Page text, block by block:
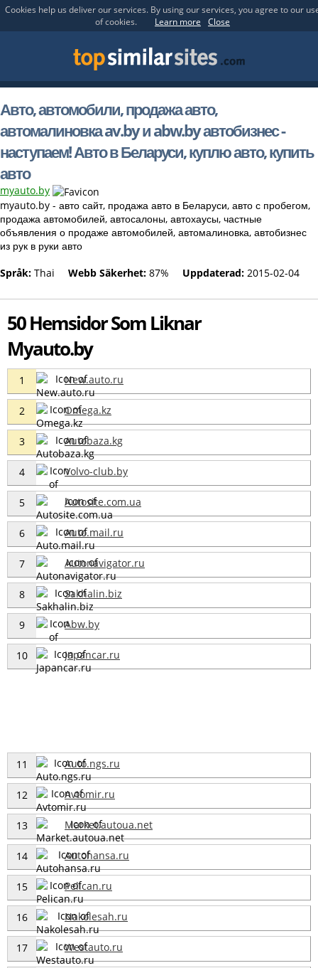
Cookies help us deliver our services. By using our services, you agree to our
of cookies.
Learn more Close
Авто, автомобили, продажа авто,
автомалиновка av.by и abw.by автобизнес -
наступаем! Авто в Беларуси, куплю авто, купить
авто
myauto.by
myauto.by - авто сайт, продажа авто в Беларуси, авто с пробегом,
продажа автомобилей, автосалоны, автохаусы, частные
объявления о продаже автомобилей, автомалиновка, автобизнес
из рук в руки авто
Språk: Thai Webb Säkerhet: 87% Uppdaterad: 2015-02-04
50 Hemsidor Som Liknar
Myauto.by
1 New.auto.ru
2 Omega.kz
3 Autobaza.kg
4 Volvo-club.by
5 Autosite.com.ua
6 Auto.mail.ru
7 Autonavigator.ru
8 Sakhalin.biz
9 Abw.by
10 Japancar.ru
11 Auto.ngs.ru
12 Avtomir.ru
13 Market.autoua.net
14 Autohansa.ru
15 Pelican.ru
16 Nakolesah.ru
17 Westauto.ru